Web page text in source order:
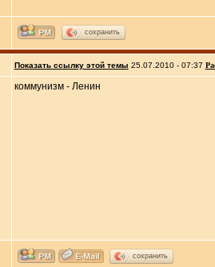
сохранить
Показать ссылку этой темы 25.07.2010 - 07:37
коммунизм - Ленин
сохранить